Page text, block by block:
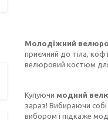
Молодіжний
приємний до тіла,
велюровий костюм
Купуючи модний
зараз! Вибираючи
вибором і підкаже